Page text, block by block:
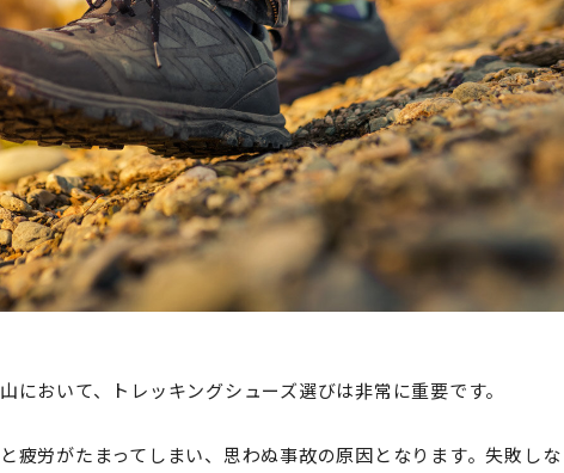
において、トレッキングシューズ選びは非常に重要です。
疲労がたまってしまい、思わぬ事故の原因となります。失敗しな